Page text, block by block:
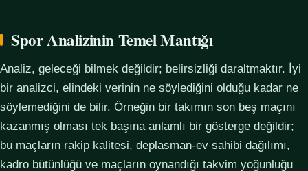
Spor Analizinin Temel Mantığı
Analiz, geleceği bilmek değildir; belirsizliği daraltmaktır. İyi
bir analizci, elindeki verinin ne söylediğini olduğu kadar ne
söylemediğini de bilir. Örneğin bir takımın son beş maçını
kazanmış olması tek başına anlamlı bir gösterge değildir;
bu maçların rakip kalitesi, deplasman-ev sahibi dağılımı,
kadro bütünlüğü ve maçların oynandığı takvim yoğunluğu